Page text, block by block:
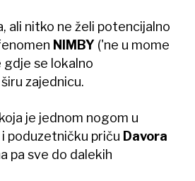
ali nitko ne želi potencijalno
NIMBY ('ne u mome
se lokalno
zajednicu.
je jednom nogom u
poduzetničku priču Davora
pa sve do dalekih